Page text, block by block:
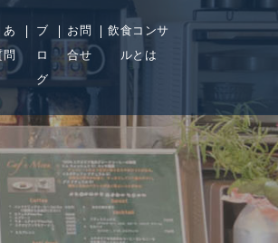
あ
問
ブ
ロ
グ
お問
合せ
飲食コンサ
ルとは